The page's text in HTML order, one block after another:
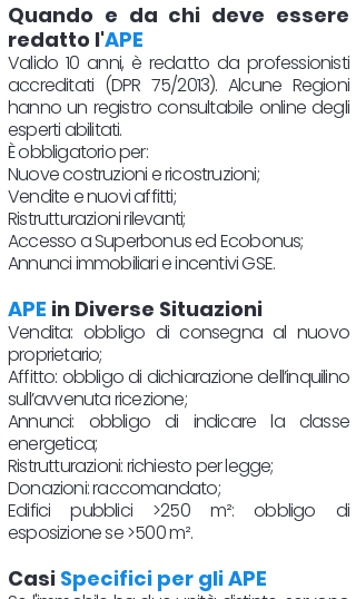
Quando e da chi deve essere
redatto l'APE
Valido 10 anni, è redatto da professionisti
accreditati (DPR 75/2013). Alcune Regioni
hanno un registro consultabile online degli
esperti abilitati.
È obbligatorio per:
Nuove costruzioni e ricostruzioni;
Vendite e nuovi affitti;
Ristrutturazioni rilevanti;
Accesso a Superbonus ed Ecobonus;
Annunci immobiliari e incentivi GSE.
APE in Diverse Situazioni
Vendita: obbligo di consegna al nuovo
proprietario;
Affitto: obbligo di dichiarazione dell’inquilino
sull’avvenuta ricezione;
Annunci: obbligo di indicare la classe
energetica;
Ristrutturazioni: richiesto per legge;
Donazioni: raccomandato;
Edifici pubblici >250 m²: obbligo di
esposizione se >500 m².
Casi Specifici per gli APE